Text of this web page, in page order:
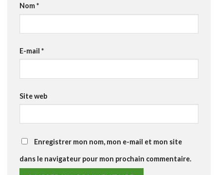
Nom*
E-mail *
Site web
Enregistrer mon nom, mon e-mail et mon site
dans le navigateur pour mon prochain commentaire.